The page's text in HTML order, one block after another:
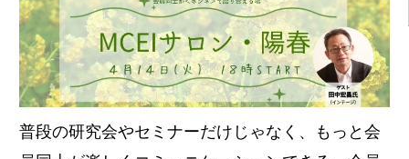
普段の研究会やセミナーだけじゃなく、もっと会